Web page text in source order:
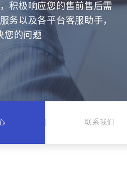
积极响应您的售前售后需
务以及各平台客服助手，
您的问题
联系我们